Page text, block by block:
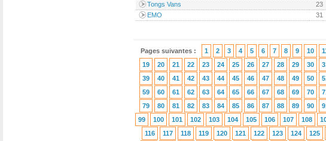
Tongs Vans
23
EMO
31
Pages suivantes : 1 2 3 4 5 6 7 8 9 10
19
20 21 22 23 24 25 26 27 28 29 30
39
40 41 42 43 44 45 46 47 48 49 50
59
60 61 62 63 64 65 66 67 68 69 70
79
80 81 82 83 84 85 86 87 88 89 90
99
100 101 102 103 104 105 106 107 108
116
117 118 119 120 121 122 123 124 125